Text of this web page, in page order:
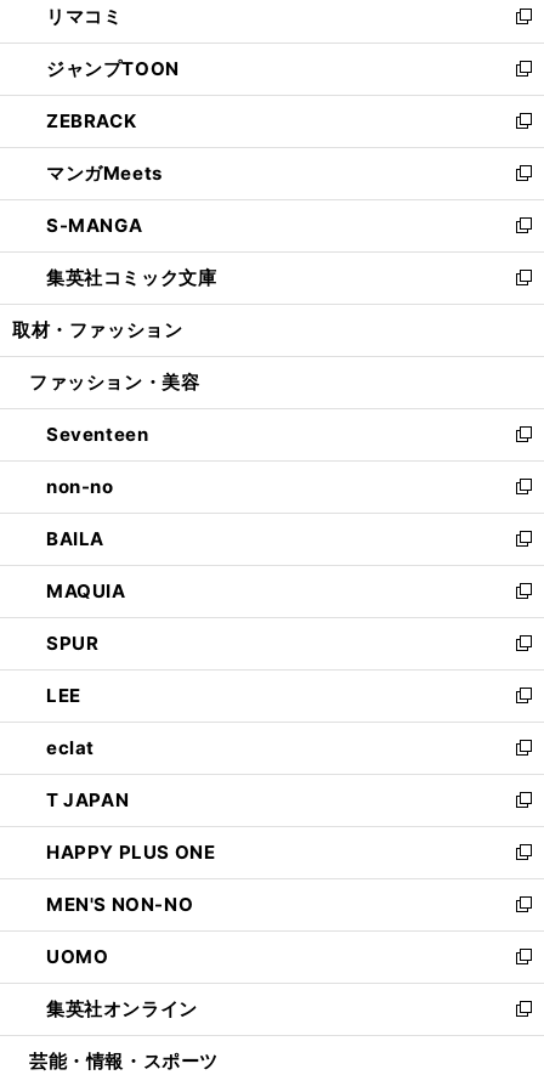
で
開
く
ド
ウ
で
開
く
ィ
ン
ド
ウ
で
開
く
い
ウ
ィ
ン
ド
ウ
で
開
く
リマコミ
新
し
い
ウ
ィ
ン
ド
ウ
で
開
く
ジャンプTOON
新
し
い
ウ
ィ
ン
ド
ウ
で
開
ZEBRACK
新
し
い
ウ
ィ
ン
ド
ウ
開
マンガMeets
新
し
い
ウ
ィ
ン
ウ
開
く
S-MANGA
新
し
い
ウ
ン
ウ
で
開
く
集英社コミック文庫
新
し
ウ
ン
ド
ウ
で
開
く
取材・ファッション
ファッション・美容
Seventeen
新
し
い
ウ
ィ
ン
ド
ウ
で
開
く
non-no
新
し
い
ウ
ィ
ン
ド
ウ
で
開
く
BAILA
新
し
い
ウ
ィ
ン
ド
ウ
で
開
く
MAQUIA
新
し
い
ウ
ィ
ン
ド
ウ
で
開
く
SPUR
新
し
い
ウ
ィ
ン
ド
ウ
で
開
く
LEE
新
し
い
ウ
ィ
ン
ド
ウ
で
開
く
eclat
新
し
い
ウ
ィ
ン
ド
ウ
で
開
く
T JAPAN
新
し
い
ウ
ィ
ン
ド
ウ
で
開
HAPPY PLUS ONE
新
し
い
ウ
ィ
ン
ド
ウ
MEN'S NON-NO
新
し
い
ウ
ィ
ン
UOMO
新
し
い
ウ
集英社オンライン
新
し
芸能・情報・スポーツ